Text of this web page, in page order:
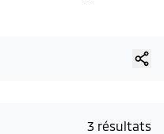
3 résultats